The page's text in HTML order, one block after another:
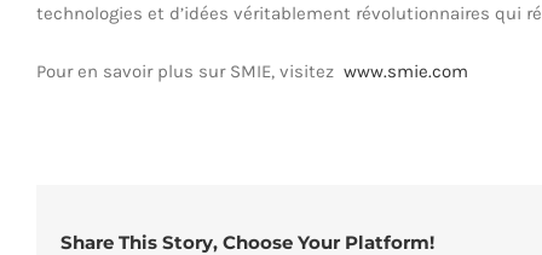
technologies et d’idées véritablement révolutionnaires qui
Pour en savoir plus sur SMIE, visitez www.smie.com
Share This Story, Choose Your Platform!